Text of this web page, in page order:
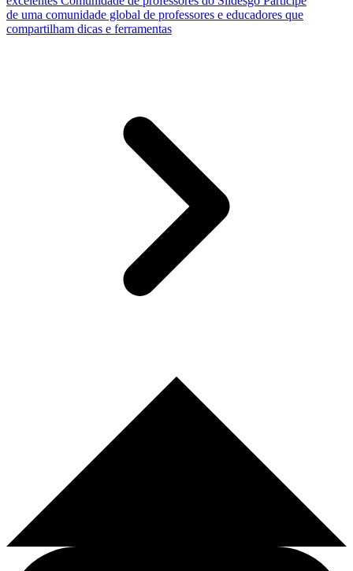
de uma comunidade global de professores e educadores que
compartilham dicas e ferramentas